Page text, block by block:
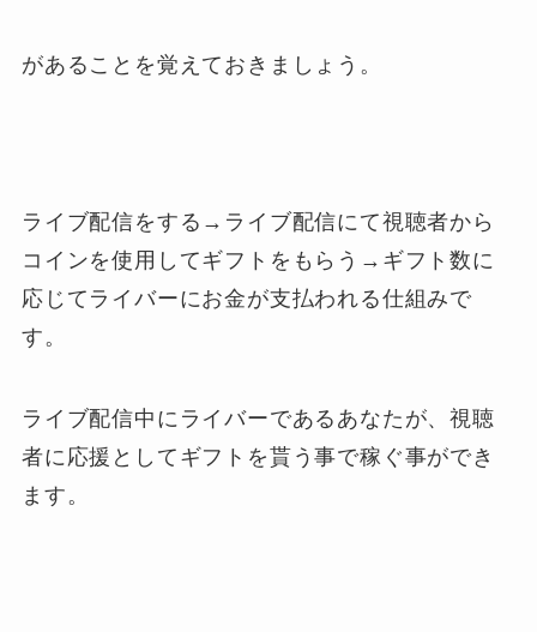
があることを覚えておきましょう。
ライブ配信をする→ライブ配信にて視聴者から
コインを使用してギフトをもらう→ギフト数に
応じてライバーにお金が支払われる仕組みで
す。
ライブ配信中にライバーであるあなたが、視聴
者に応援としてギフトを貰う事で稼ぐ事ができ
ます。